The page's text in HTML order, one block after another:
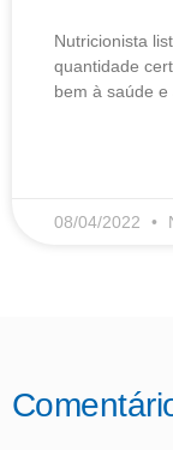
Nutricionista
quantidade
bem à saúde e
08/04/2022